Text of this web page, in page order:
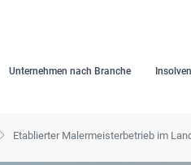
Unternehmen nach Branche
Etablierter Malermeisterbetrieb im